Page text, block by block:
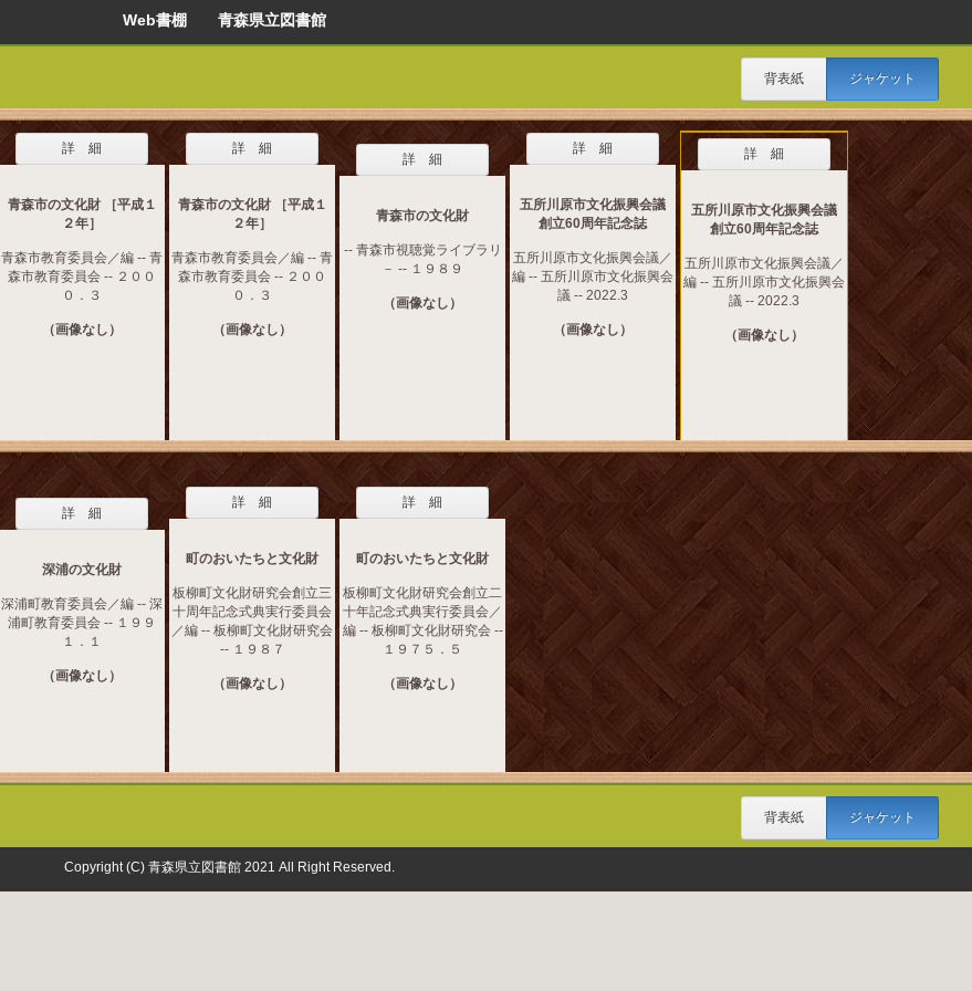
Web書棚 青森県立図書館
背表紙 ジャケット
詳 細
青森市の文化財 ［平成１
２年］
青森市教育委員会／編 -- 青
森市教育委員会 -- ２００
０．３
（画像なし）
詳 細
青森市の文化財 ［平成１
２年］
青森市教育委員会／編 -- 青
森市教育委員会 -- ２００
０．３
（画像なし）
詳 細
青森市の文化財
-- 青森市視聴覚ライブラリ
－ -- １９８９
（画像なし）
詳 細
五所川原市文化振興会議
創立60周年記念誌
五所川原市文化振興会議／
編 -- 五所川原市文化振興会
議 -- 2022.3
（画像なし）
詳 細
五所川原市文化振興会議
創立60周年記念誌
五所川原市文化振興会議／
編 -- 五所川原市文化振興会
議 -- 2022.3
（画像なし）
詳 細
深浦の文化財
深浦町教育委員会／編 -- 深
浦町教育委員会 -- １９９
１．１
（画像なし）
詳 細
町のおいたちと文化財
板柳町文化財研究会創立三
十周年記念式典実行委員会
／編 -- 板柳町文化財研究会
-- １９８７
（画像なし）
詳 細
町のおいたちと文化財
板柳町文化財研究会創立二
十年記念式典実行委員会／
編 -- 板柳町文化財研究会 --
１９７５．５
（画像なし）
背表紙 ジャケット
Copyright (C) 青森県立図書館 2021 All Right Reserved.